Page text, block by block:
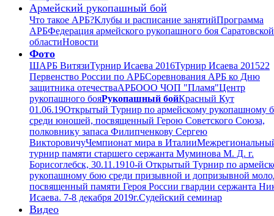
Армейский рукопашный бой
Что такое АРБ?Клубы и расписание занятийПрограмма
АРБФедерация армейского рукопашного боя Саратовской
областиНовости
Фото
ШАРБ ВитязиТурнир Исаева 2016Турнир Исаева 201522
Первенство России по АРБСоревнования АРБ ко Дню
защитника отечестваАРБООО ЧОП "Пламя"Центр
рукопашного бояРукопашный бойКрасный Кут
01.06.19Открытый Турнир по армейскому рукопашному
среди юношей, посвященный Герою Советского Союза,
полковнику запаса Филипченкову Сергею
ВикторовичуЧемпионат мира в Италии
турнир памяти старшего сержанта Муминова М. Д. г.
Борисоглебск, 30.11.1910-й Открытый Турнир по
рукопашному бою среди призывной и допризывной
посвященный памяти Героя России гвардии сержанта
Исаева. 7-8 декабря 2019г.Судейский семинар
Видео